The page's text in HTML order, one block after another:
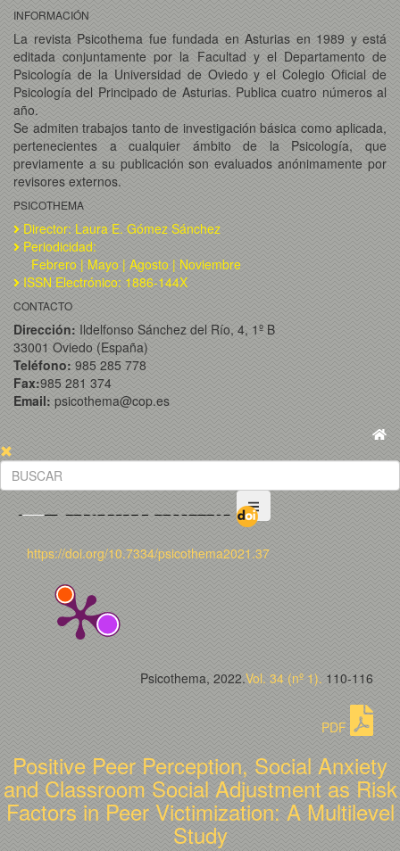
INFORMACIÓN
La revista Psicothema fue fundada en Asturias en 1989 y está
editada conjuntamente por la Facultad y el Departamento de
Psicología de la Universidad de Oviedo y el Colegio Oficial de
Psicología del Principado de Asturias. Publica cuatro números al
año.
Se admiten trabajos tanto de investigación básica como aplicada,
pertenecientes a cualquier ámbito de la Psicología, que
previamente a su publicación son evaluados anónimamente por
revisores externos.
PSICOTHEMA
Director: Laura E. Gómez Sánchez
Periodicidad:
Febrero | Mayo | Agosto | Noviembre
ISSN Electrónico: 1886-144X
CONTACTO
Dirección: Ildelfonso Sánchez del Río, 4, 1º B
33001 Oviedo (España)
Teléfono: 985 285 778
Fax:985 281 374
Email: psicothema@cop.es
https://doi.org/10.7334/psicothema2021.37
Psicothema, 2022.Vol. 34 (nº 1). 110-116
PDF
Positive Peer Perception, Social Anxiety
and Classroom Social Adjustment as Risk
Factors in Peer Victimization: A Multilevel
Study